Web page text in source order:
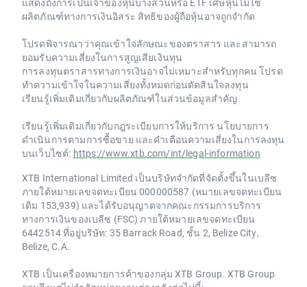
แสดงถึงการเป็นเจ้าของหุ้นบางส่วนหรือ ETF เศษหุ้นไม่ใช่
ผลิตภัณฑ์ทางการเงินอิสระ สิทธิของผู้ถือหุ้นอาจถูกจำกัด
โปรดพิจารณาว่าคุณเข้าใจลักษณะของตราสาร และสามารถ
ยอมรับความเสี่ยงในการสูญเสียเงินทุน
การลงทุนตราสารทางการเงินอาจไม่เหมาะสำหรับทุกคน โปรด
ทำความเข้าใจในความเสี่ยงทั้งหมดก่อนตัดสินใจลงทุน
เรียนรู้เพิ่มเติมเกี่ยวกับผลิตภัณฑ์ในส่วนข้อมูลสำคัญ
เรียนรู้เพิ่มเติมเกี่ยวกับกฎระเบียบการให้บริการ นโยบายการ
ดำเนินการตามการซื้อขาย และคำเตือนความเสี่ยงในการลงทุน
บนเว็บไซต์: https://www.xtb.com/int/legal-information
XTB International Limited เป็นบริษัทจำกัดที่จัดตั้งขึ้นในเบลีซ
ภายใต้หมายเลขจดทะเบียน 000000587 (หมายเลขจดทะเบียน
เดิม 153,939) และได้รับอนุญาตจากคณะกรรมการบริการ
ทางการเงินของเบลีซ (FSC) ภายใต้หมายเลขจดทะเบียน
6442514 ที่อยู่บริษัท: 35 Barrack Road, ชั้น 2, Belize City,
Belize, C.A.
XTB เป็นเครื่องหมายการค้าของกลุ่ม XTB Group. XTB Group